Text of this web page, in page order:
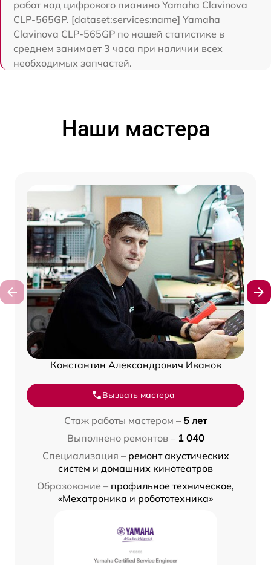
работ над цифрового пианино Yamaha Clavinova
CLP-565GP. [dataset:services:name] Yamaha
Clavinova CLP-565GP по нашей статистике в
среднем занимает 3 часа при наличии всех
необходимых запчастей.
Наши мастера
Константин Александрович Иванов
Вызвать мастера
Стаж работы мастером – 5 лет
Выполнено ремонтов – 1 040
Специализация – ремонт акустических
систем и домашних кинотеатров
Образование – профильное техническое,
«Мехатроника и робототехника»